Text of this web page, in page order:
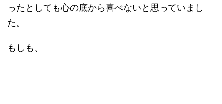
ったとしても心の底から喜べないと思っていまし
た。
もしも、